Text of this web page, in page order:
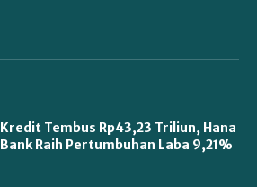
Kredit Tembus Rp43,23 Triliun, Hana
Bank Raih Pertumbuhan Laba 9,21%